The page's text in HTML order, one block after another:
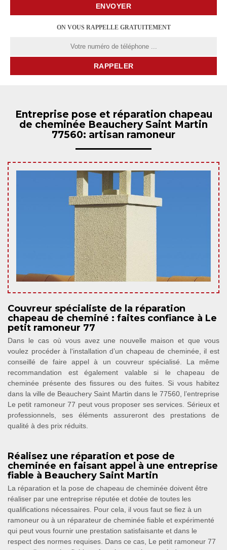
ON VOUS RAPPELLE GRATUITEMENT
Entreprise pose et réparation chapeau
de cheminée Beauchery Saint Martin
77560: artisan ramoneur
Couvreur spécialiste de la réparation
chapeau de cheminé : faites confiance à Le
petit ramoneur 77
Dans le cas où vous avez une nouvelle maison et que vous
voulez procéder à l‘installation d’un chapeau de cheminée, il est
conseillé de faire appel à un couvreur spécialisé. La même
recommandation est également valable si le chapeau de
cheminée présente des fissures ou des fuites. Si vous habitez
dans la ville de Beauchery Saint Martin dans le 77560, l’entreprise
Le petit ramoneur 77 peut vous proposer ses services. Sérieux et
professionnels, ses éléments assureront des prestations de
qualité à des prix réduits.
Réalisez une réparation et pose de
cheminée en faisant appel à une entreprise
fiable à Beauchery Saint Martin
La réparation et la pose de chapeau de cheminée doivent être
réaliser par une entreprise réputée et dotée de toutes les
qualifications nécessaires. Pour cela, il vous faut se fiez à un
ramoneur ou à un réparateur de cheminée fiable et expérimenté
qui peut vous fournir une prestation satisfaisante et dans le
respect des normes requises. Dans ce cas, Le petit ramoneur 77